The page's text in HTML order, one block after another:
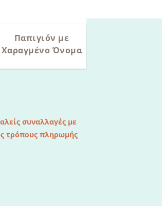
Παπιγιόν με
Χαραγμένο Όνομα
συναλλαγές με
τρόπους πληρωμής